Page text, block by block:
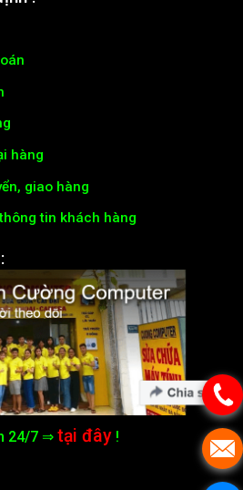
hàng
giao hàng
tin khách hàng
24/7 ⇒ tại đây !